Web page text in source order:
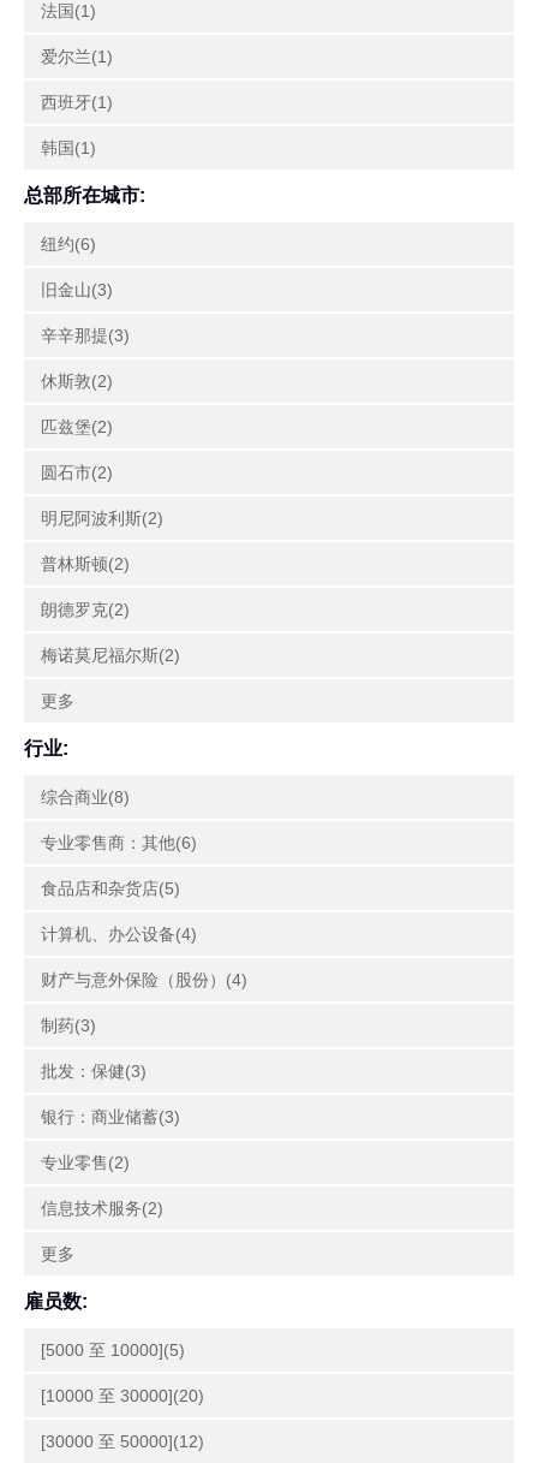
法国(1)
爱尔兰(1)
西班牙(1)
韩国(1)
总部所在城市:
纽约(6)
旧金山(3)
辛辛那提(3)
休斯敦(2)
匹兹堡(2)
圆石市(2)
明尼阿波利斯(2)
普林斯顿(2)
朗德罗克(2)
梅诺莫尼福尔斯(2)
更多
行业:
综合商业(8)
专业零售商：其他(6)
食品店和杂货店(5)
计算机、办公设备(4)
财产与意外保险（股份）(4)
制药(3)
批发：保健(3)
银行：商业储蓄(3)
专业零售(2)
信息技术服务(2)
更多
雇员数:
[5000 至 10000](5)
[10000 至 30000](20)
[30000 至 50000](12)